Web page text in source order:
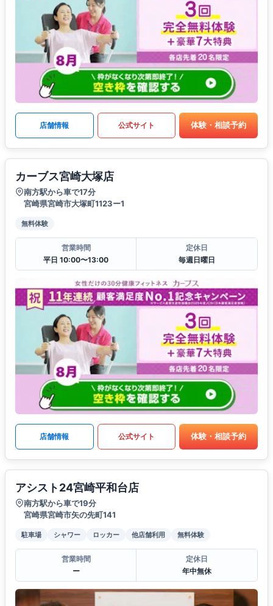
店舗情報 公式サイト 体験・相談予約
カーブス宮崎大塚店
南方駅から車で17分
宮崎県宮崎市大塚町1123ー1
無料体験
営業時間
平日 10:00〜13:00
定休日
毎週日曜日
店舗情報 公式サイト 体験・相談予約
アシスト24宮崎平和台店
南方駅から車で19分
宮崎県宮崎市矢の先町141
駐車場 シャワー ロッカー 他店舗利用 無料体験
営業時間
ー
定休日
年中無休